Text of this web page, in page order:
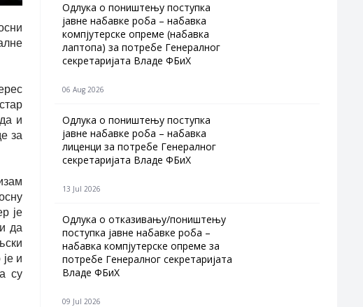
и
за
је
да
и
су
Одлука о поништењу поступка
јавне набавке роба – набавка
компјутерске опреме (набавка
лаптопа) за потребе Генералног
секретаријата Владе ФБиХ
06 Aug 2026
Одлука о поништењу поступка
јавне набавке роба – набавка
лиценци за потребе Генералног
секретаријата Владе ФБиХ
13 Jul 2026
Одлука о отказивању/поништењу
поступка јавне набавке роба –
набавка компјутерске опреме за
потребе Генералног секретаријата
Владе ФБиХ
09 Jul 2026